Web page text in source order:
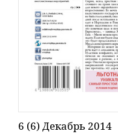
6 (6) Декабрь 2014